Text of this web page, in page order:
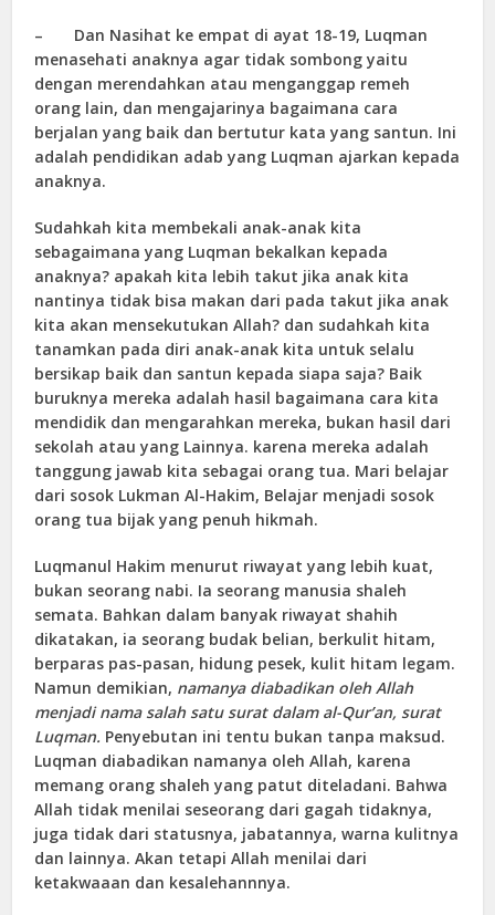
– Dan Nasihat ke empat di ayat 18-19, Luqman
menasehati anaknya agar tidak sombong yaitu
dengan merendahkan atau menganggap remeh
orang lain, dan mengajarinya bagaimana cara
berjalan yang baik dan bertutur kata yang santun. Ini
adalah pendidikan adab yang Luqman ajarkan kepada
anaknya.
Sudahkah kita membekali anak-anak kita
sebagaimana yang Luqman bekalkan kepada
anaknya? apakah kita lebih takut jika anak kita
nantinya tidak bisa makan dari pada takut jika anak
kita akan mensekutukan Allah? dan sudahkah kita
tanamkan pada diri anak-anak kita untuk selalu
bersikap baik dan santun kepada siapa saja? Baik
buruknya mereka adalah hasil bagaimana cara kita
mendidik dan mengarahkan mereka, bukan hasil dari
sekolah atau yang Lainnya. karena mereka adalah
tanggung jawab kita sebagai orang tua. Mari belajar
dari sosok Lukman Al-Hakim, Belajar menjadi sosok
orang tua bijak yang penuh hikmah.
Luqmanul Hakim menurut riwayat yang lebih kuat,
bukan seorang nabi. Ia seorang manusia shaleh
semata. Bahkan dalam banyak riwayat shahih
dikatakan, ia seorang budak belian, berkulit hitam,
berparas pas-pasan, hidung pesek, kulit hitam legam.
Namun demikian, namanya diabadikan oleh Allah
menjadi nama salah satu surat dalam al-Qur’an, surat
Luqman. Penyebutan ini tentu bukan tanpa maksud.
Luqman diabadikan namanya oleh Allah, karena
memang orang shaleh yang patut diteladani. Bahwa
Allah tidak menilai seseorang dari gagah tidaknya,
juga tidak dari statusnya, jabatannya, warna kulitnya
dan lainnya. Akan tetapi Allah menilai dari
ketakwaaan dan kesalehannnya.